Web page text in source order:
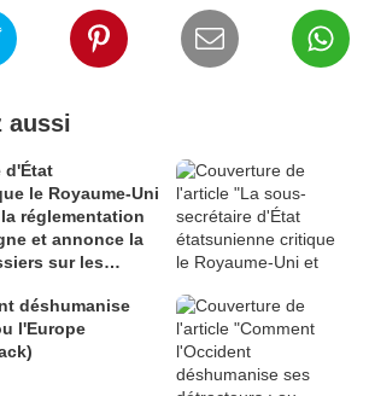
aussi
d'État
le Royaume-Uni
réglementation
et annonce la
sur les
déshumanise
l'Europe